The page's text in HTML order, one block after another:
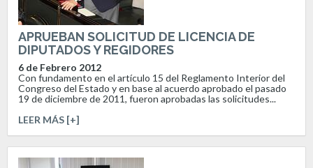
APRUEBAN SOLICITUD DE LICENCIA DE
DIPUTADOS Y REGIDORES
6 de Febrero 2012
Con fundamento en el artículo 15 del Reglamento Interior del
Congreso del Estado y en base al acuerdo aprobado el pasado
19 de diciembre de 2011, fueron aprobadas las solicitudes...
LEER MÁS [+]